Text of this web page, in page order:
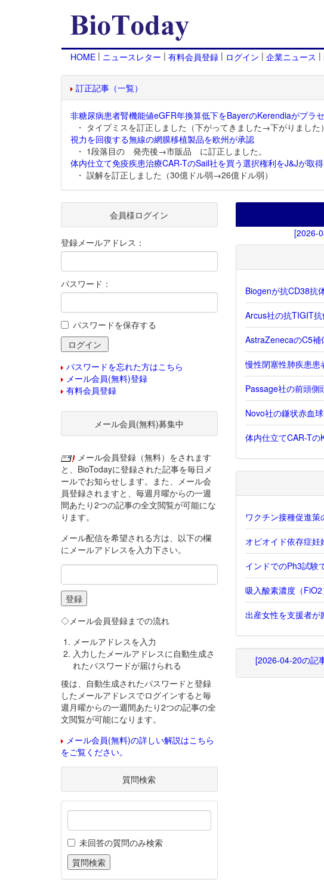
HOME | ニュースレター | 有料会員登録 | ログイン | 企業ニュース |
訂正記事（一覧）
非糖尿病患者腎機能値eGFR年換算低下をBayerのKerendiaがプラ
・ タイプミスを訂正しました（下がってきました→下がりました）
視力を回復する無線の網膜移植製品を欧州が承認
・ 1段落目の 発売後→市販品 に訂正しました。
体内仕立て免疫疾患治療CAR-TのSail社を買う選択権利をJ&Jが取得
・ 誤解を訂正しました（30億ドル弱→26億ドル弱）
[2026-
Biogenが抗CD38抗
Arcus社の抗TIGIT
AstraZenecaのC5補
慢性閉塞性肺疾患
Passage社の前頭側
Novo社の鎌状赤血
体内仕立てCAR-T
ワクチン接種促進
オピオイド依存症
インドでのPh3試験
吸入酸素濃度（
出産女性を支援者が
[2026-04-20の記
会員様ログイン
登録メールアドレス：
パスワード：
パスワードを保存する
パスワードを忘れた方はこちら
メール会員(無料)登録
有料会員登録
メール会員(無料)募集中
メール会員登録（無料）をされます
と、BioTodayに登録された記事を毎日メ
ールでお知らせします。また、メール会
員登録されますと、毎週月曜からの一週
間あたり2つの記事の全文閲覧が可能にな
ります。
メール配信を希望される方は、以下の欄
にメールアドレスを入力下さい。
◇メール会員登録までの流れ
メールアドレスを入力
入力したメールアドレスに自動生成さ
れたパスワードが届けられる
後は、自動生成されたパスワードと登録
したメールアドレスでログインすると毎
週月曜からの一週間あたり2つの記事の全
文閲覧が可能になります。
メール会員(無料)の詳しい解説はこちら
をご覧ください。
質問検索
未回答の質問のみ検索